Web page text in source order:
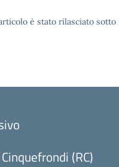
è stato rilasciato
(RC)